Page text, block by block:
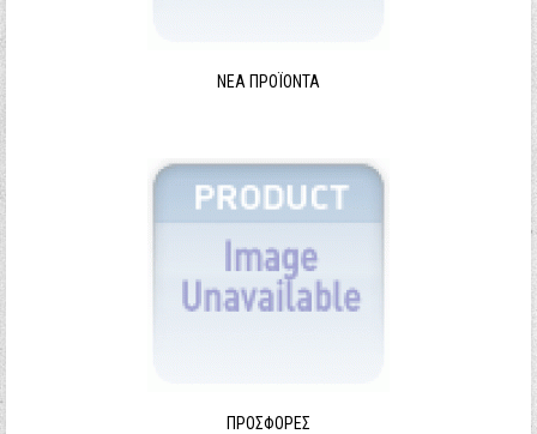
ΝΈΑ ΠΡΟΪΌΝΤΑ
ΠΡΟΣΦΟΡΈΣ